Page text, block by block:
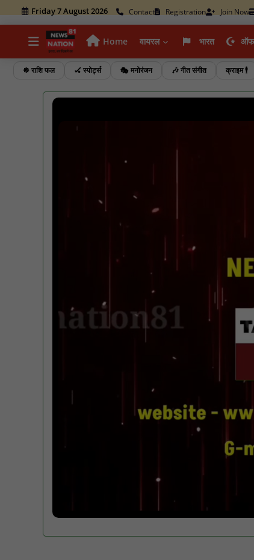
Friday 7 August 2026 Contact Registration Join Now
Home वायरल भारत
☸️ राशि फल 🏑 स्पोर्ट्स 🎭 मनोरंजन 🎶 गीत संगीत क्राइम 🕴️